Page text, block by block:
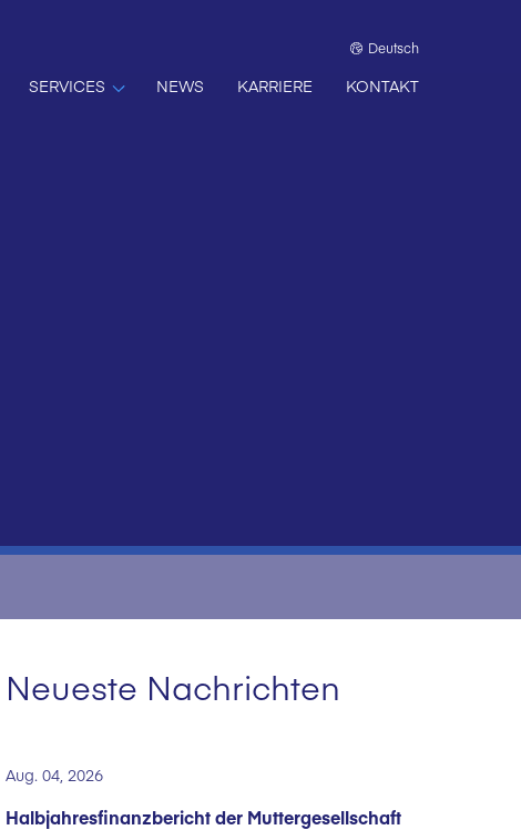
Deutsch
SERVICES NEWS KARRIERE KONTAKT
Neueste Nachrichten
Aug. 04, 2026
Halbjahresfinanzbericht der Muttergesellschaft